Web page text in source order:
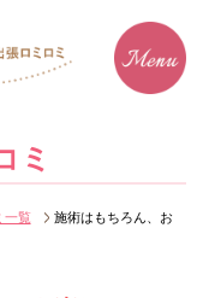
ミ
一覧
施術はもちろん、お